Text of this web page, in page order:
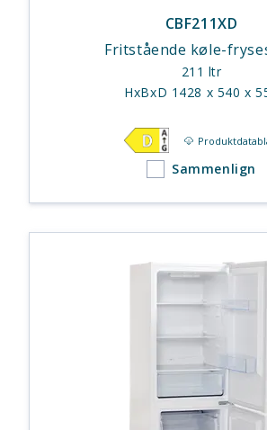
CBF211XD
Fritstående køle-
211 ltr
HxBxD 1428 x 540 x
Sammenlign